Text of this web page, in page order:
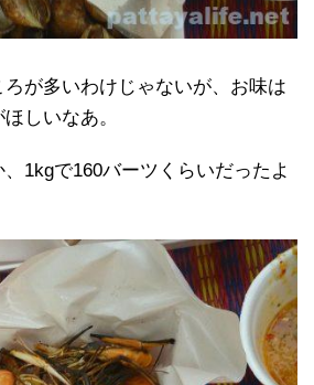
が多いわけじゃないが、お味は
しいなあ。
1kgで160バーツくらいだったよ